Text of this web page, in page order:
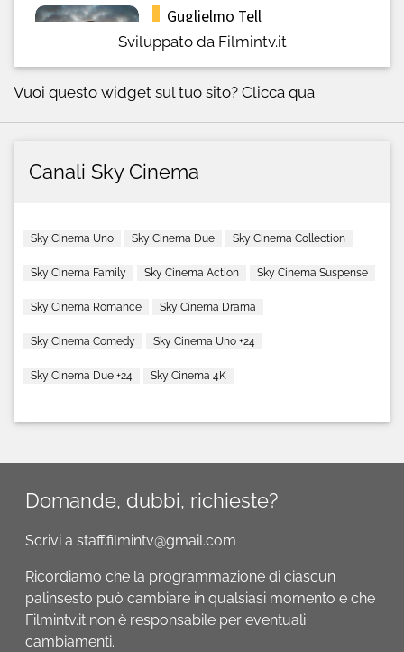
Sviluppato da Filmintv.it
Vuoi questo widget sul tuo sito? Clicca qua
Canali Sky Cinema
Sky Cinema Uno Sky Cinema Due Sky Cinema Collection
Sky Cinema Family Sky Cinema Action Sky Cinema Suspense
Sky Cinema Romance Sky Cinema Drama
Sky Cinema Comedy Sky Cinema Uno +24
Sky Cinema Due +24 Sky Cinema 4K
Domande, dubbi, richieste?
Scrivi a staff.filmintv@gmail.com
Ricordiamo che la programmazione di ciascun
palinsesto può cambiare in qualsiasi momento e che
Filmintv.it non è responsabile per eventuali
cambiamenti.